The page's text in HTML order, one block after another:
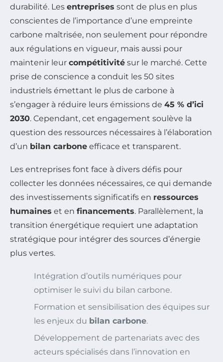
durabilité. Les entreprises sont de plus en plus
conscientes de l’importance d’une empreinte
carbone maîtrisée, non seulement pour répondre
aux régulations en vigueur, mais aussi pour
maintenir leur compétitivité sur le marché. Cette
prise de conscience a conduit les 50 sites
industriels émettant le plus de carbone à
s’engager à réduire leurs émissions de 45 % d’ici
2030. Cependant, cet engagement soulève la
question des ressources nécessaires à l’élaboration
d’un bilan carbone efficace et transparent.
Les entreprises font face à divers défis pour
collecter les données nécessaires, ce qui demande
des investissements significatifs en ressources
humaines et en financements. Parallèlement, la
transition énergétique requiert une adaptation
stratégique pour intégrer des sources d’énergie
plus vertes.
Intégration d’outils numériques pour
optimiser le suivi du bilan carbone.
Formation et sensibilisation des équipes sur
les enjeux du bilan carbone.
Développement de partenariats avec des
acteurs spécialisés dans l’innovation en